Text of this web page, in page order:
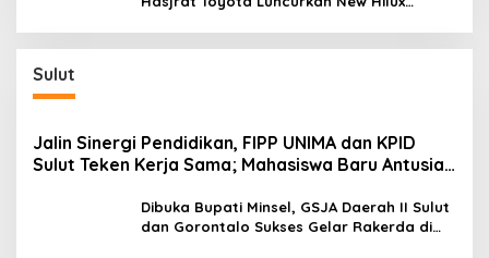
Sulut
Jalin Sinergi Pendidikan, FIPP UNIMA dan KPID
Sulut Teken Kerja Sama; Mahasiswa Baru Antusias
Dibuka Bupati Minsel, GSJA Daerah II Sulut
dan Gorontalo Sukses Gelar Rakerda di